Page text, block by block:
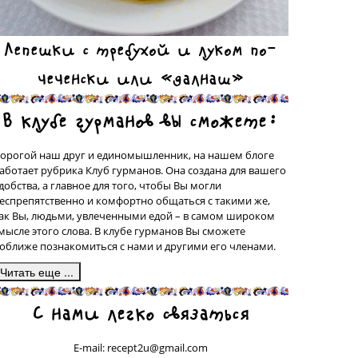
Лепешки с требухой и луком по-
чеченски или «далнаш»
В клубе гурманов вы сможете:
наш друг и единомышленник, на нашем блоге
рубрика Клуб гурманов. Она создана для вашего
а главное для того, чтобы Вы могли
и комфортно общаться с такими же,
Вы, людьми, увлеченными едой – в самом широком
этого слова. В клубе гурманов Вы сможете
познакомиться с нами и другими его членами.
в подрубрике «Сделано на моей кухне» у вас будет
прекрасная возможность поделиться со всеми рецептами
блюд, которые были сделаны вашими собственными
рецепт с фотографией приготовленного Вами блюда
С нами легко связаться
E-mail: recept2u@gmail.com